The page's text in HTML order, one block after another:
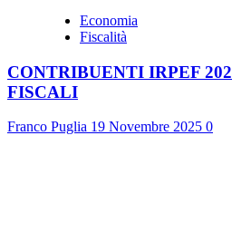
Economia
Fiscalità
CONTRIBUENTI IRPEF
FISCALI
Franco Puglia 19 Novembre 2025 0